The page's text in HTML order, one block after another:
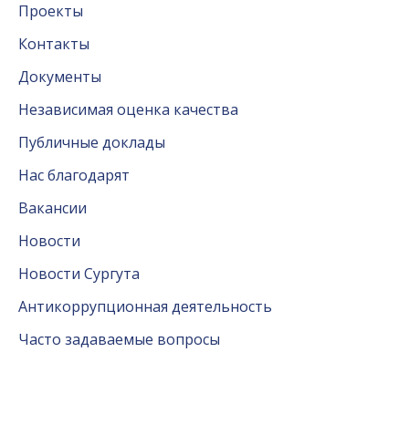
Проекты
Контакты
Документы
Независимая оценка качества
Публичные доклады
Нас благодарят
Вакансии
Новости
Новости Сургута
Антикоррупционная деятельность
Часто задаваемые вопросы